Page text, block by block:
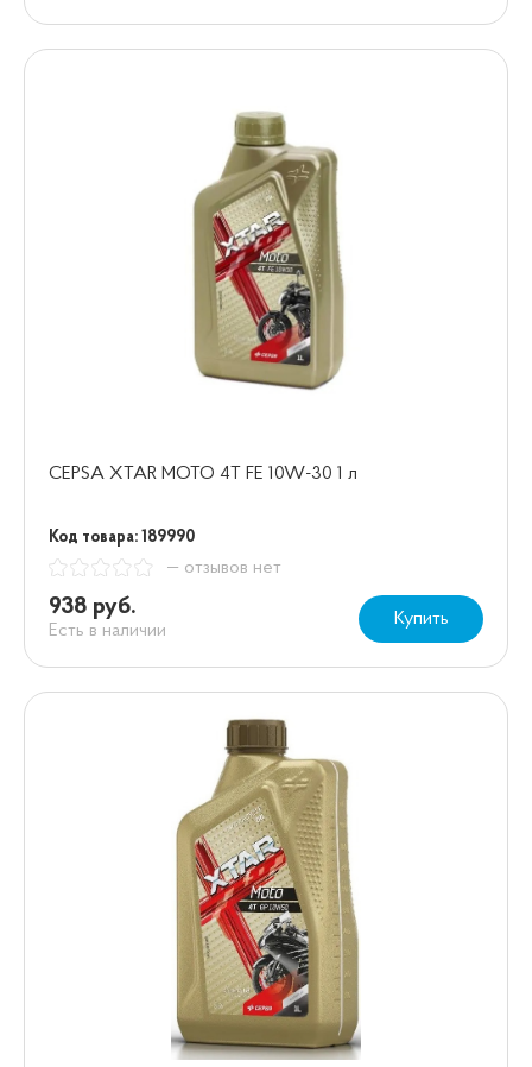
CEPSA XTAR MOTO 4T FE 10W-30 1 л
Код товара: 189990
— отзывов нет
938 руб.
Есть в наличии
Купить